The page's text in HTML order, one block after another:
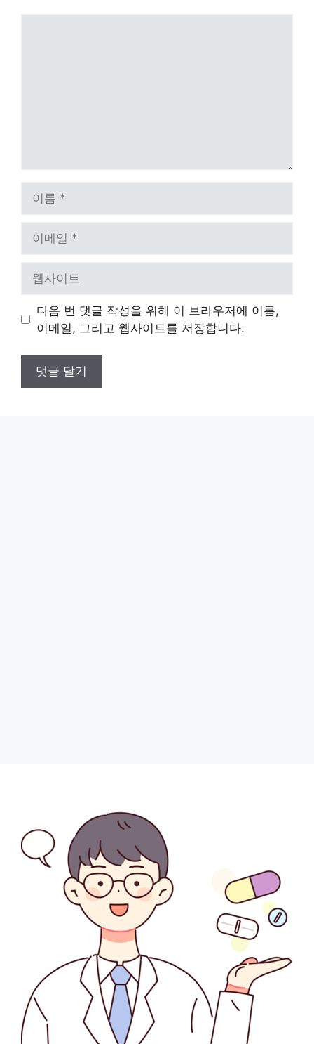
일
트
다음 번 댓글 작성을 위해 이 브라우저에 이름,
이메일, 그리고 웹사이트를 저장합니다.